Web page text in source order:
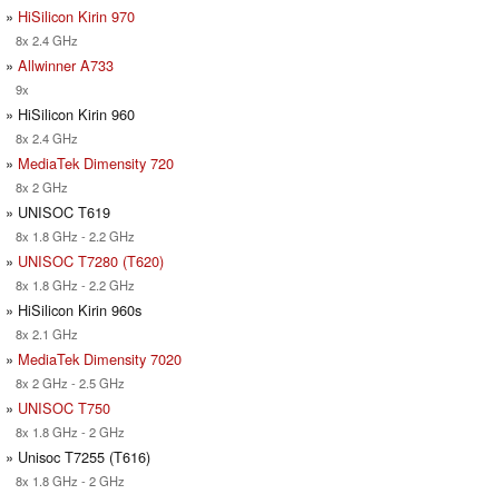
» HiSilicon Kirin 970
8x 2.4 GHz
» Allwinner A733
9x
» HiSilicon Kirin 960
8x 2.4 GHz
» MediaTek Dimensity 720
8x 2 GHz
» UNISOC T619
8x 1.8 GHz - 2.2 GHz
» UNISOC T7280 (T620)
8x 1.8 GHz - 2.2 GHz
» HiSilicon Kirin 960s
8x 2.1 GHz
» MediaTek Dimensity 7020
8x 2 GHz - 2.5 GHz
» UNISOC T750
8x 1.8 GHz - 2 GHz
» Unisoc T7255 (T616)
8x 1.8 GHz - 2 GHz